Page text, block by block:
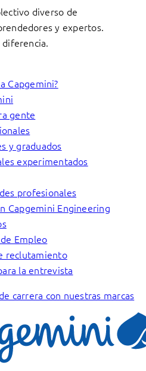
diverso de
y expertos.
diferencia.
Capgemini?
gente
y graduados
experimentados
profesionales
Capgemini Engineering
Empleo
reclutamiento
la entrevista
carrera con nuestras marcas